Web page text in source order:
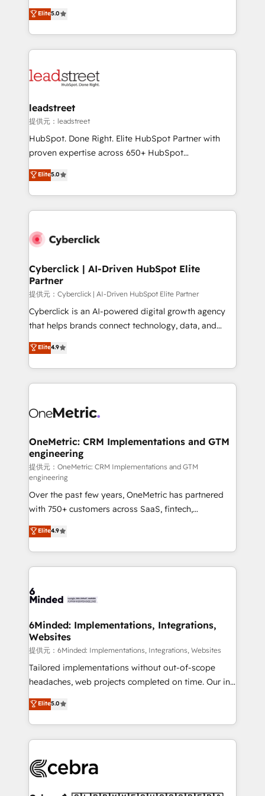
the United States, EU, UAE, Mexico and Latin
America. From casual user to super fan: make
grow with clarity, confidence, and intelligence.
Operating across the UK, Netherlands, Ireland, and
Canada, we’ve delivered thousands of successful
HubSpot projects for mid-market and enterprise
combine HubSpot, data, and AI to design connected
and technology for predictable, scalable revenue
growth. Our expertise spans RevOps, CRM and data
architecture, AI enablement, and strategic marketing,
delivered through our proprietary FLAIR framework
Partner and ISO 27001:2022 certified consultancy,
we blend strategy, creativity, and technology to help
Elite5.0
leadstreet
提供元：leadstreet
HubSpot. Done Right. Elite HubSpot Partner with
proven expertise across 650+ HubSpot
implementations. With 12+ years of HubSpot
experience, we help you use the HubSpot platform
to its fullest capacity, improve your current HubSpot
website, or build your new one.
Elite5.0
Cyberclick | AI-Driven HubSpot Elite
Partner
提供元：Cyberclick | AI-Driven HubSpot Elite Partner
Cyberclick is an AI-powered digital growth agency
that helps brands connect technology, data, and
creativity to achieve measurable results. Founded in
Barcelona and operating across Spain, LATAM, and
the UK, we support global companies in building
smarter marketing, sales, and customer success
Iberia (Spain & Portugal), we combine human insight
growth. Our multidisciplinary team designs solutions
that simplify complexity, boost performance, and
turn innovation into real impact. 🌍 Highlights •
HubSpot Partner since 2012 • 2022 EMEA Impact
Award: Best Integration • 150+ successful HubSpot
projects • Clients in 30+ industries • Proprietary
technology for integrations • Multilingual team:
English, Spanish, Portuguese & Italian 👉 Grow
smarter with AI and HubSpot.
Elite4.9
OneMetric: CRM Implementations and GTM
engineering
提供元：OneMetric: CRM Implementations and GTM
engineering
Over the past few years, OneMetric has partnered
with 750+ customers across SaaS, fintech,
healthcare, real estate, and other industries. With
150+ HubSpot-certified experts, we deliver scalable
solutions to complex GTM and RevOps challenges.
Our Expertise 🔹 Onboarding & Implementation:
tailored to your GTM motion. 🔹 Migrations:
from other CRMs to HubSpot without data loss or
downtime. 🔹 RevOps Strategy: Align teams,
processes, and data to drive revenue efficiency. 🔹
Integrations: Connect HubSpot with your tech stack
for better adoption. 🔹 Custom Solutions: Build
SOC 2 Type II and ISO 27001 certified, reinforcing
our commitment to data security and compliance. At
Elite4.9
6Minded: Implementations, Integrations,
Websites
提供元：6Minded: Implementations, Integrations, Websites
Tailored implementations without out-of-scope
headaches, web projects completed on time. Our in-
house team of certified CRM architects, experts,
developers, designers, and marketers handles all
aspects of your HubSpot. ✨ 400+ global clients ✨
100+ seamless migrations from 15+ different CRMs
implementations, and 5,000+ pages ✨ CS: Clients
Elite5.0